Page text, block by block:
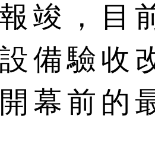
竣，目
備驗收
幕前的